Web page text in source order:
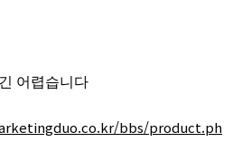
어렵습니다
bbs/product.ph